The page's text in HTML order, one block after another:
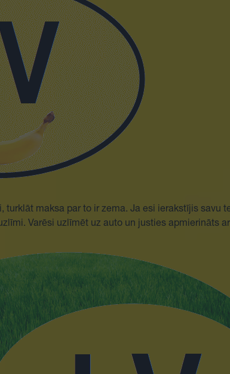
turklāt maksa par to ir zema. Ja esi ierakstījis savu
Varēsi uzlīmēt uz auto un justies apmierināts